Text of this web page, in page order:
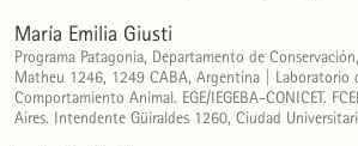
María Emilia Giusti
Programa Patagonia, Departamento de
Matheu 1246, 1249 CABA, Argentina | Laboratorio
Comportamiento Animal. EGE/IEGEBA-CONICET.
Aires. Intendente Güiraldes 1260, Ciudad